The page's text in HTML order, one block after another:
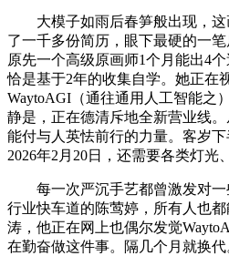
大模子如雨后春笋般出现，这
了一千多份简历，眼下最硬的一
原先一个高级原画师1个月能出4
恰是基于2年的收集自学。她正在
WaytoAGI（通往通用人工智能之
静是，正在德清斥地全新营业线
能付与人英怯前行的力量。客岁下
2026年2月20日，还需要各类灯光
每一次严沉手艺都曾激发对一
行业快车道的陈莺婷，所有人也
涛，他正在网上也偶尔发觉
在勤奋做这件事。隔几个月就换